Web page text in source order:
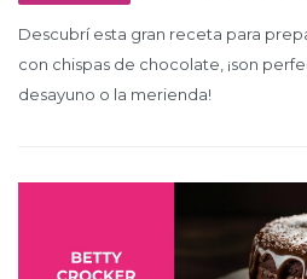
Descubrí esta gran receta para
con chispas de chocolate, ¡son
desayuno o la merienda!